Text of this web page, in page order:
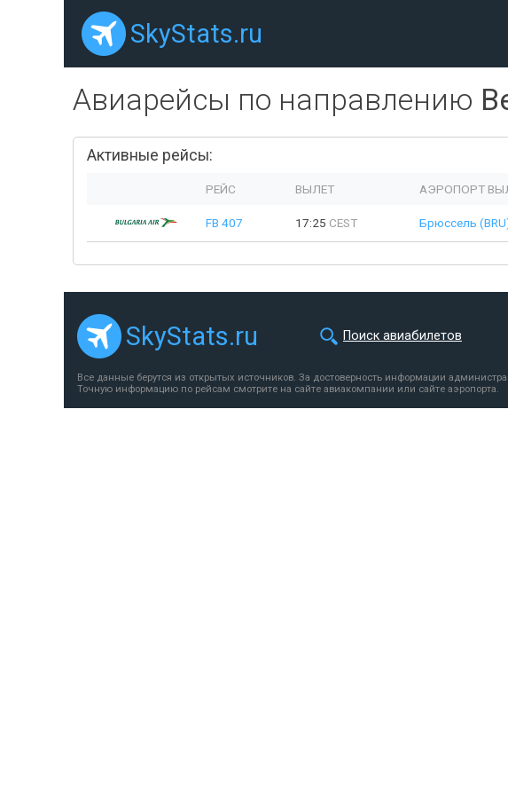
SkyStats.ru
Авиарейсы по направлению
Активные рейсы:
РЕЙС ВЫЛЕТ АЭРОПОРТ
FB 407 17:25 CEST Брюссель
SkyStats.ru Поиск авиабилетов
Все данные берутся из открытых источников. За достоверность информации
Точную информацию по рейсам смотрите на сайте авиакомпании или сайте аэропорта.